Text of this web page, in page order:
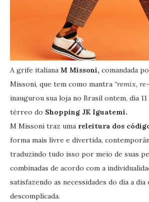
A grife italiana M Missoni, comandada
Missoni, que tem como mantra “remix,
inaugurou sua loja no Brasil ontem, dia
térreo do Shopping JK Iguatemi.
M Missoni traz uma releitura dos
forma mais livre e divertida,
traduzindo tudo isso por meio de suas
combinadas de acordo com a
satisfazendo as necessidades do dia a
descomplicada.